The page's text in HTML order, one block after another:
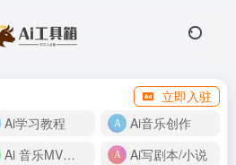
立即入驻
Ai学习教程
Ai音乐创作
Ai 音乐MV制作
Ai写剧本/小说